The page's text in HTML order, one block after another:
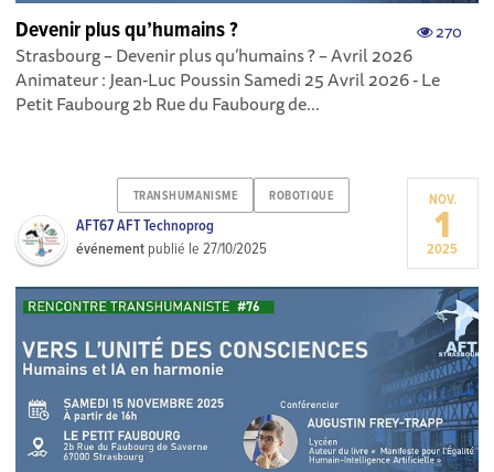
270
Devenir plus qu’humains ?
Strasbourg – Devenir plus qu’humains ? – Avril 2026
Animateur : Jean-Luc Poussin Samedi 25 Avril 2026 - Le
Petit Faubourg 2b Rue du Faubourg de...
TRANSHUMANISME ROBOTIQUE
AFT67 AFT Technoprog
événement publié le27/10/2025
NOV.
1
2025